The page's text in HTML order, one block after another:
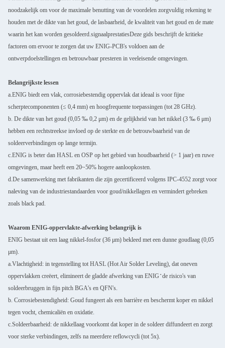
noodzakelijk om voor de maximale benutting van de voordelen zorgvuldig rekening te
houden met de dikte van het goud, de lasbaarheid, de kwaliteit van het goud en de mate
waarin het kan worden gesoldeerd.signaalprestatiesDeze gids beschrijft de kritieke
factoren om ervoor te zorgen dat uw ENIG-PCB's voldoen aan de
ontwerpdoelstellingen en betrouwbaar presteren in veeleisende omgevingen.
Belangrijkste lessen
a.ENIG biedt een vlak, corrosiebestendig oppervlak dat ideaal is voor fijne
scherptecomponenten (≤ 0,4 mm) en hoogfrequente toepassingen (tot 28 GHz).
b. De dikte van het goud (0,05 ‰ 0,2 μm) en de gelijkheid van het nikkel (3 ‰ 6 μm)
hebben een rechtstreekse invloed op de sterkte en de betrouwbaarheid van de
soldeerverbindingen op lange termijn.
c.ENIG is beter dan HASL en OSP op het gebied van houdbaarheid (> 1 jaar) en ruwe
omgevingen, maar heeft een 20~50% hogere aanloopkosten.
d.De samenwerking met fabrikanten die zijn gecertificeerd volgens IPC-4552 zorgt voor
naleving van de industriestandaarden voor goud/nikkellagen en vermindert gebreken
zoals black pad.
Waarom ENIG-oppervlakte-afwerking belangrijk is
ENIG bestaat uit een laag nikkel-fosfor (36 μm) bekleed met een dunne goudlaag (0,05
μm).
a.Vlachtigheid: in tegenstelling tot HASL (Hot Air Solder Leveling), dat oneven
oppervlakken creëert, elimineert de gladde afwerking van ENIG ̊ de risico's van
soldeerbruggen in fijn pitch BGA's en QFN's.
b. Corrosiebestendigheid: Goud fungeert als een barrière en beschermt koper en nikkel
tegen vocht, chemicaliën en oxidatie.
c.Soldeerbaarheid: de nikkellaag voorkomt dat koper in de soldeer diffundeert en zorgt
voor sterke verbindingen, zelfs na meerdere reflowcycli (tot 5x).